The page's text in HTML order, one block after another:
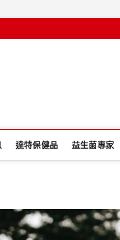
達特保健品 益生菌專家